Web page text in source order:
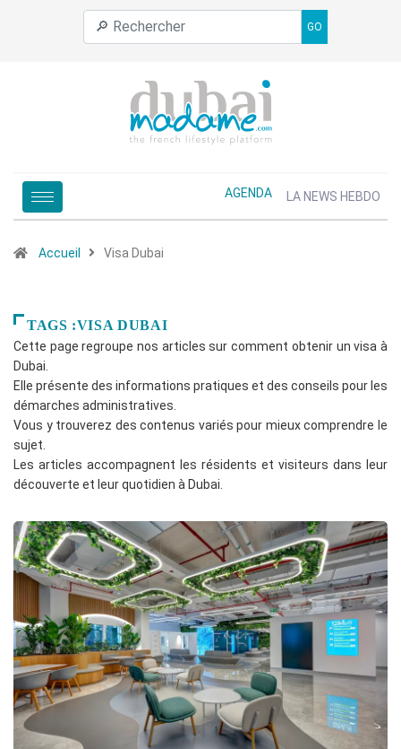
GO
AGENDA LA NEWS HEBDO
Accueil Visa Dubai
TAGS :VISA DUBAI
Cette page regroupe nos articles sur comment obtenir un visa à
Dubai.
Elle présente des informations pratiques et des conseils pour les
démarches administratives.
Vous y trouverez des contenus variés pour mieux comprendre le
sujet.
Les articles accompagnent les résidents et visiteurs dans leur
découverte et leur quotidien à Dubai.